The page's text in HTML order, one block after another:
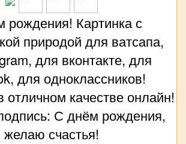
рождения! Картинка с
природой для ватсапа,
для вконтакте, для
для одноклассников!
отличном качестве онлайн!
С днём рождения,
желаю счастья!